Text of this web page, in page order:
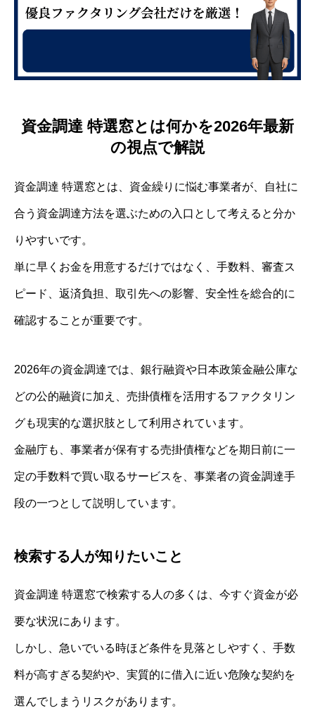
資金調達 特選窓とは何かを2026年最新
の視点で解説
資金調達 特選窓とは、資金繰りに悩む事業者が、自社に
合う資金調達方法を選ぶための入口として考えると分か
りやすいです。
単に早くお金を用意するだけではなく、手数料、審査ス
ピード、返済負担、取引先への影響、安全性を総合的に
確認することが重要です。
2026年の資金調達では、銀行融資や日本政策金融公庫な
どの公的融資に加え、売掛債権を活用するファクタリン
グも現実的な選択肢として利用されています。
金融庁も、事業者が保有する売掛債権などを期日前に一
定の手数料で買い取るサービスを、事業者の資金調達手
段の一つとして説明しています。
検索する人が知りたいこと
資金調達 特選窓で検索する人の多くは、今すぐ資金が必
要な状況にあります。
しかし、急いでいる時ほど条件を見落としやすく、手数
料が高すぎる契約や、実質的に借入に近い危険な契約を
選んでしまうリスクがあります。